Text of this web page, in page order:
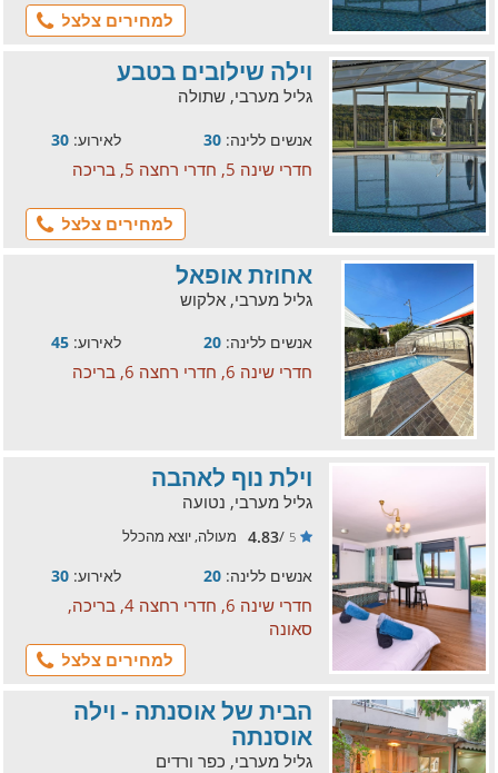
למחירים צלצל
וילה שילובים בטבע
גליל מערבי, שתולה
אנשים ללינה: 30 לאירוע: 30
חדרי שינה 5, חדרי רחצה 5, בריכה
למחירים צלצל
אחוזת אופאל
גליל מערבי, אלקוש
אנשים ללינה: 20 לאירוע: 45
חדרי שינה 6, חדרי רחצה 6, בריכה
וילת נוף לאהבה
גליל מערבי, נטועה
5
/
4.83 מעולה, יוצא מהכלל
אנשים ללינה: 20 לאירוע: 30
חדרי שינה 6, חדרי רחצה 4, בריכה,
סאונה
למחירים צלצל
הבית של אוסנתה - וילה
אוסנתה
גליל מערבי, כפר ורדים